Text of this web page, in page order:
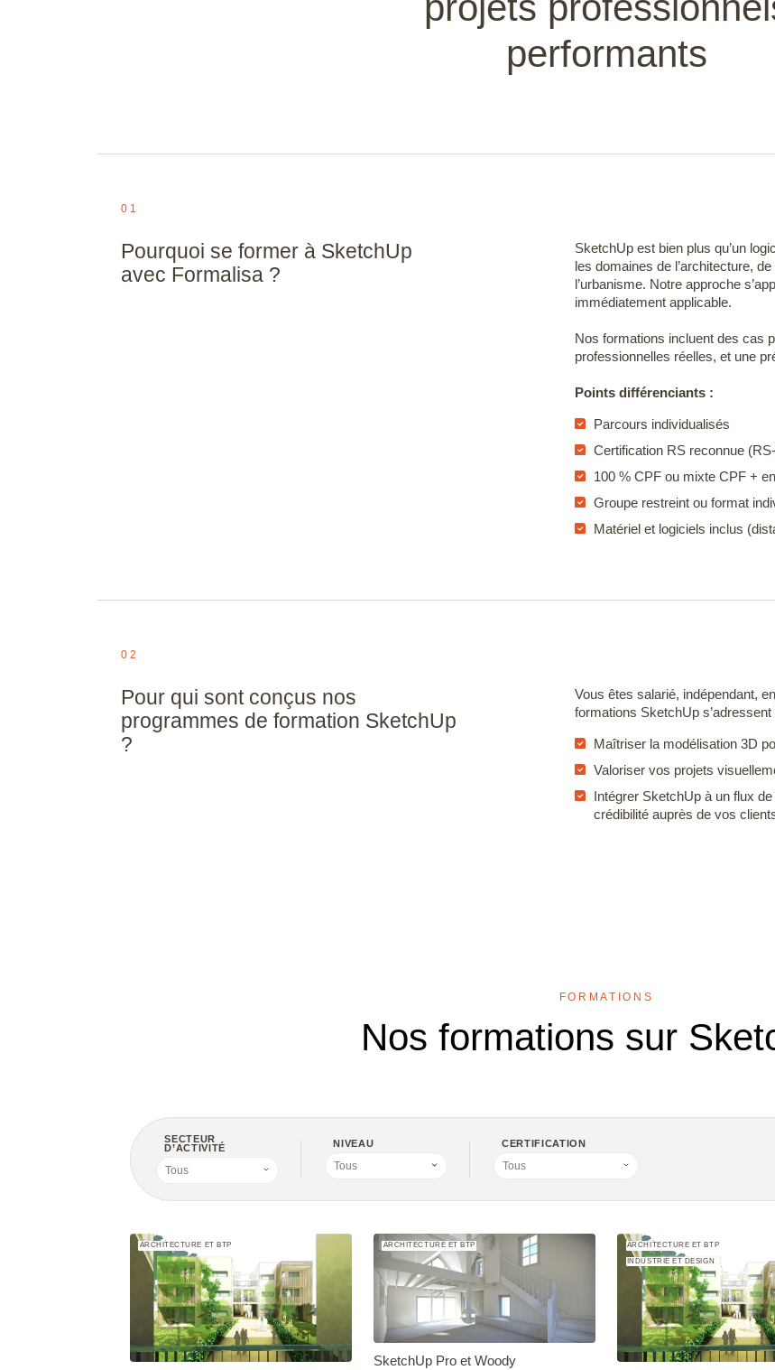
Inventor
Robot Structural Analysis
Professional
performants
01
Pourquoi se former à SketchUp
avec Formalisa ?
SketchUp est bien plus qu’un
les domaines de l’architecture,
l’urbanisme. Notre approche
immédiatement applicable.
Nos formations incluent des cas
professionnelles réelles, et une
Points différenciants :
Parcours individualisés
Certification RS reconnue
100 % CPF ou mixte CPF +
Groupe restreint ou format
Matériel et logiciels inclus
02
Pour qui sont conçus nos
programmes de formation SketchUp
?
Vous êtes salarié, indépendant,
formations SketchUp
Maîtriser la modélisation 3D
Valoriser vos projets
Intégrer SketchUp à un flux
crédibilité auprès de vos
FORMATIONS
Nos formations sur
SECTEUR
D’ACTIVITÉ
Tous
NIVEAU
Tous
CERTIFICATION
Tous
ARCHITECTURE ET BTP ARCHITECTURE ET BTP
SketchUp Pro et Woody
ARCHITECTURE ET BTP
INDUSTRIE ET DESIGN